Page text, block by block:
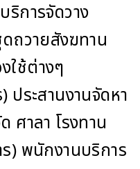
ริการจัดวาง
ดถวายสังฆทาน
ใช้ต่างๆ
ประสานงานจัดหา
ศาลา โรงทาน
) พนักงานบริการ